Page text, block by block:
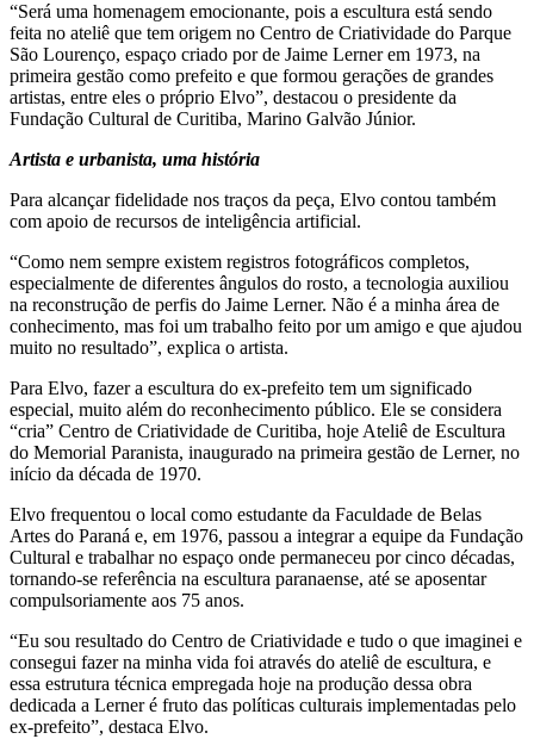
“Será uma homenagem emocionante, pois a escultura está sendo
feita no ateliê que tem origem no Centro de Criatividade do Parque
São Lourenço, espaço criado por de Jaime Lerner em 1973, na
primeira gestão como prefeito e que formou gerações de grandes
artistas, entre eles o próprio Elvo”, destacou o presidente da
Fundação Cultural de Curitiba, Marino Galvão Júnior.
Artista e urbanista, uma história
Para alcançar fidelidade nos traços da peça, Elvo contou também
com apoio de recursos de inteligência artificial.
“Como nem sempre existem registros fotográficos completos,
especialmente de diferentes ângulos do rosto, a tecnologia auxiliou
na reconstrução de perfis do Jaime Lerner. Não é a minha área de
conhecimento, mas foi um trabalho feito por um amigo e que ajudou
muito no resultado”, explica o artista.
Para Elvo, fazer a escultura do ex-prefeito tem um significado
especial, muito além do reconhecimento público. Ele se considera
“cria” Centro de Criatividade de Curitiba, hoje Ateliê de Escultura
do Memorial Paranista, inaugurado na primeira gestão de Lerner, no
início da década de 1970.
Elvo frequentou o local como estudante da Faculdade de Belas
Artes do Paraná e, em 1976, passou a integrar a equipe da Fundação
Cultural e trabalhar no espaço onde permaneceu por cinco décadas,
tornando-se referência na escultura paranaense, até se aposentar
compulsoriamente aos 75 anos.
“Eu sou resultado do Centro de Criatividade e tudo o que imaginei e
consegui fazer na minha vida foi através do ateliê de escultura, e
essa estrutura técnica empregada hoje na produção dessa obra
dedicada a Lerner é fruto das políticas culturais implementadas pelo
ex-prefeito”, destaca Elvo.